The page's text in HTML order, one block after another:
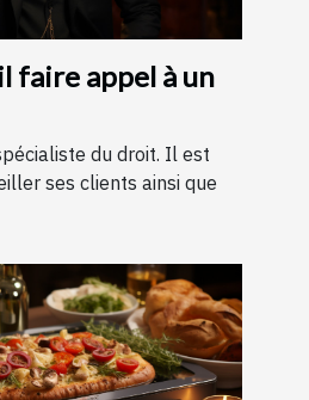
faire appel à un
du droit. Il est
ses clients ainsi que